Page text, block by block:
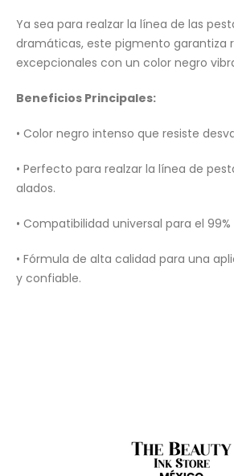
Ya sea para realzar la línea de las
dramáticas, este pigmento garantiza
excepcionales con un color negro
Beneficios Principales:
• Color negro intenso que resiste
• Perfecto para realzar la línea de
alados.
• Compatibilidad universal para el
• Fórmula de alta calidad para una
y confiable.